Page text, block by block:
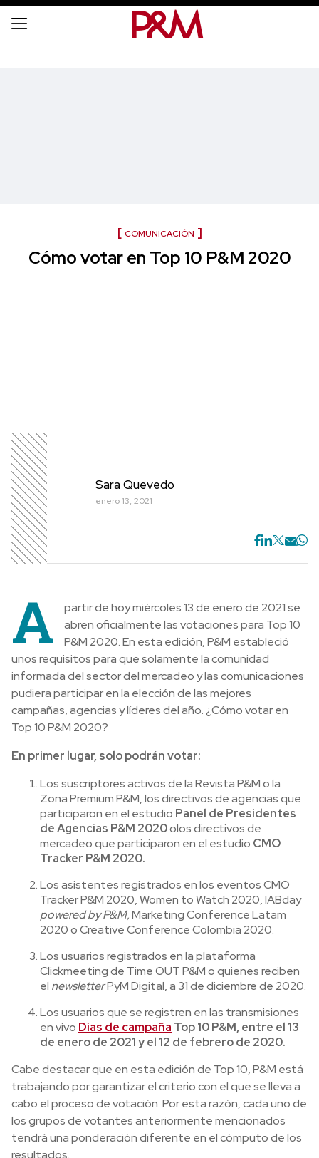
COMUNICACIÓN
Cómo votar en Top 10 P&M 2020
Sara Quevedo
enero 13, 2021
A
partir de hoy miércoles 13 de enero de 2021 se
abren oficialmente las votaciones para Top 10
P&M 2020. En esta edición, P&M estableció
unos requisitos para que solamente la comunidad
informada del sector del mercadeo y las comunicaciones
pudiera participar en la elección de las mejores
campañas, agencias y líderes del año. ¿Cómo votar en
Top 10 P&M 2020?
En primer lugar, solo podrán votar:
Los suscriptores activos de la Revista P&M o la
Zona Premium P&M, los directivos de agencias que
participaron en el estudio Panel de Presidentes
de Agencias P&M 2020olos directivos de
mercadeo que participaron en el estudio CMO
Tracker P&M 2020.
Los asistentes registrados en los eventos CMO
Tracker P&M 2020, Women to Watch 2020, IABday
powered by P&M,Marketing Conference Latam
2020 o Creative Conference Colombia 2020.
Los usuarios registrados en la plataforma
Clickmeeting de Time OUT P&M o quienes reciben
el newsletterPyM Digital, a 31 de diciembre de 2020.
Los usuarios que se registren en las transmisiones
en vivo Días de campaña Top 10 P&M, entre el 13
de enero de 2021 y el 12 de febrero de 2020.
Cabe destacar que en esta edición de Top 10, P&M está
trabajando por garantizar el criterio con el que se lleva a
cabo el proceso de votación. Por esta razón, cada uno de
los grupos de votantes anteriormente mencionados
tendrá una ponderación diferente en el cómputo de los
resultados.